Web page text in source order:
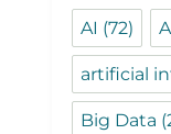
AI (72)
artificial
Big Data